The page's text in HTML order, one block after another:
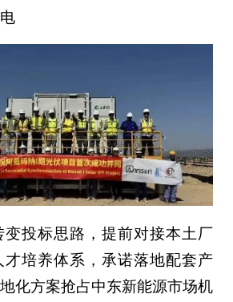
投标思路，提前对接本土厂
培养体系，承诺落地配套产
化方案抢占中东新能源市场机